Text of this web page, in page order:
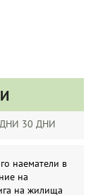
30 ДНИ
наематели в
на
на жилища